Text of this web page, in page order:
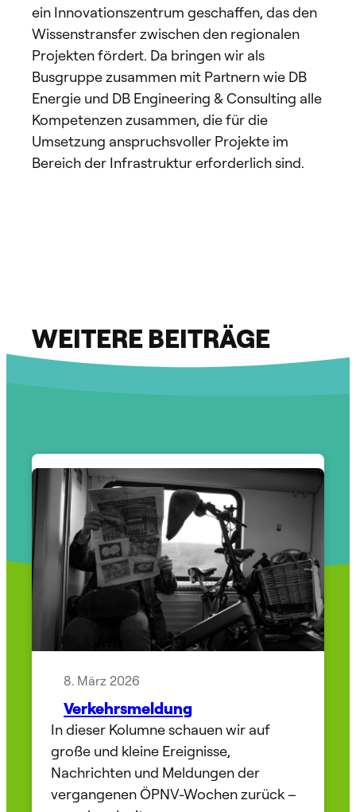
ein Innovationszentrum geschaffen, das den
Wissenstransfer zwischen den regionalen
Projekten fördert. Da bringen wir als
Busgruppe zusammen mit Partnern wie DB
Energie und DB Engineering & Consulting alle
Kompetenzen zusammen, die für die
Umsetzung anspruchsvoller Projekte im
Bereich der Infrastruktur erforderlich sind.
WEITERE BEITRÄGE
8. März 2026
Verkehrsmeldung
In dieser Kolumne schauen wir auf
große und kleine Ereignisse,
Nachrichten und Meldungen der
vergangenen ÖPNV-Wochen zurück –